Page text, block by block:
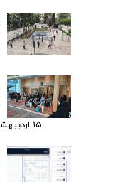
۱۵ اردیبهشت ۰۵